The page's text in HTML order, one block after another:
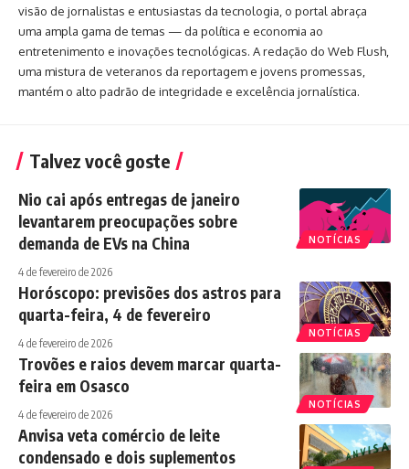
visão de jornalistas e entusiastas da tecnologia, o portal abraça
uma ampla gama de temas — da política e economia ao
entretenimento e inovações tecnológicas. A redação do Web Flush,
uma mistura de veteranos da reportagem e jovens promessas,
mantém o alto padrão de integridade e excelência jornalística.
Talvez você goste
NOTÍCIAS
Nio cai após entregas de janeiro
levantarem preocupações sobre
demanda de EVs na China
4 de fevereiro de 2026
NOTÍCIAS
Horóscopo: previsões dos astros para
quarta-feira, 4 de fevereiro
4 de fevereiro de 2026
NOTÍCIAS
Trovões e raios devem marcar quarta-
feira em Osasco
4 de fevereiro de 2026
Anvisa veta comércio de leite
condensado e dois suplementos